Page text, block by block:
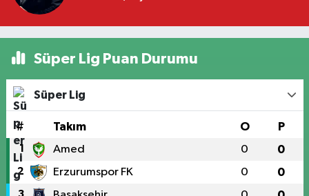
Süper Lig Puan Durumu
Süper Lig
# Takım O P
1 Amed 0 0
2 Erzurumspor FK 0 0